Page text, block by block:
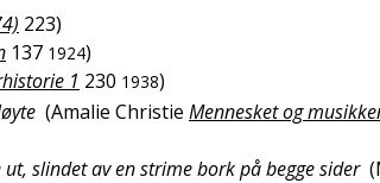
223)
137 1924)
1 230 1938)
(Amalie Christie Mennesket og
slindet av en strime bork på begge sider (